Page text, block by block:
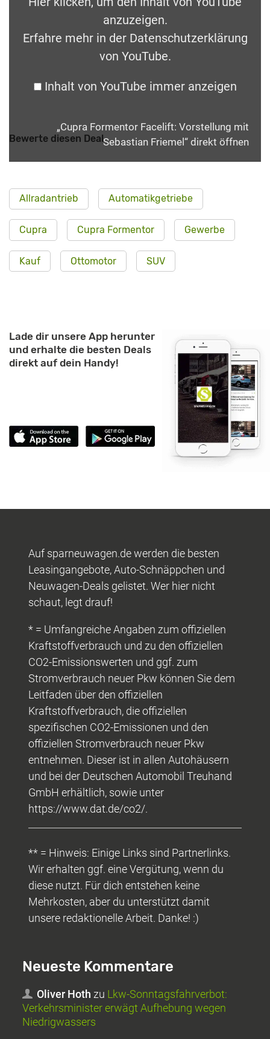
anzuzeigen.
Erfahre mehr in der Datenschutzerklärung
von YouTube.
Inhalt von YouTube immer anzeigen
„Cupra Formentor Facelift: Vorstellung mit
Sebastian Friemel“ direkt öffnen
Bewerte diesen Deal
Allradantrieb Automatikgetriebe
Cupra Cupra Formentor Gewerbe
Kauf Ottomotor SUV
Lade dir unsere App herunter
und erhalte die besten Deals
direkt auf dein Handy!
Auf sparneuwagen.de werden die besten
Leasingangebote, Auto-Schnäppchen und
Neuwagen-Deals gelistet. Wer hier nicht
schaut, legt drauf!
* = Umfangreiche Angaben zum offiziellen
Kraftstoffverbrauch und zu den offiziellen
CO2-Emissionswerten und ggf. zum
Stromverbrauch neuer Pkw können Sie dem
Leitfaden über den offiziellen
Kraftstoffverbrauch, die offiziellen
spezifischen CO2-Emissionen und den
offiziellen Stromverbrauch neuer Pkw
entnehmen. Dieser ist in allen Autohäusern
und bei der Deutschen Automobil Treuhand
GmbH erhältlich, sowie unter
https://www.dat.de/co2/.
** = Hinweis: Einige Links sind Partnerlinks.
Wir erhalten ggf. eine Vergütung, wenn du
diese nutzt. Für dich entstehen keine
Mehrkosten, aber du unterstützt damit
unsere redaktionelle Arbeit. Danke! :)
Neueste Kommentare
Oliver Hoth zu Lkw-Sonntagsfahrverbot:
Verkehrsminister erwägt Aufhebung wegen
Niedrigwassers